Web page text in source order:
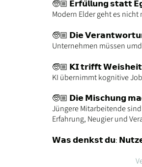
🧓🏼 𝗘𝗿𝗳𝘂̈𝗹𝗹𝘂𝗻𝗴 𝘀𝘁𝗮𝘁𝘁
Modern Elder geht es
🧓🏼 𝗗𝗶𝗲
Unternehmen müssen
🧓🏼 𝗞𝗜 𝘁𝗿𝗶𝗳𝗳𝘁 𝗪𝗲𝗶𝘀𝗵𝗲𝗶𝘁
KI übernimmt kognitive
🧓🏼 𝗗𝗶𝗲 𝗠𝗶𝘀𝗰𝗵𝘂𝗻𝗴
Jüngere Mitarbeitende
Erfahrung, Neugier und
𝗪𝗮𝘀 𝗱𝗲𝗻𝗸𝘀𝘁 𝗱𝘂: